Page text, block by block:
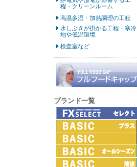
程・クリーンルーム
高温多湿・加熱調理の工程
水しぶきが掛かる工程・寒冷
地や低温環境
検査室など
ブランド一覧